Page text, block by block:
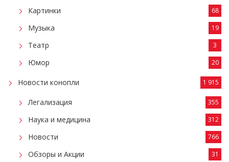
Картинки 68
Музыка 19
Театр 3
Юмор 20
Новости конопли 1 915
Легализация 355
Наука и медицина 312
Новости 766
Обзоры и Акции 31